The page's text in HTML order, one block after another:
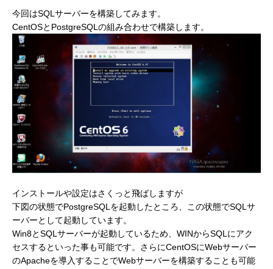
今回はSQLサーバーを構築してみます。
CentOSとPostgreSQLの組み合わせで構築します。
インストールや設定はさくっと飛ばしますが
下図の状態でPostgreSQLを起動したところ、この状態でSQLサ
ーバーとして起動しています。
Win8とSQLサーバーが起動しているため、WINからSQLにアク
セスするといった事も可能です。さらにCentOSにWebサーバー
のApacheを導入することでWebサーバーを構築することも可能